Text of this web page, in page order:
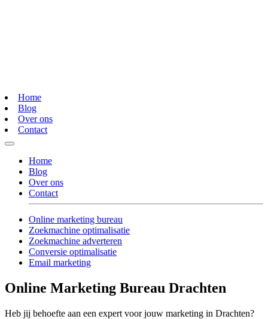
Home
Blog
Over ons
Contact
Home
Blog
Over ons
Contact
Online marketing bureau
Zoekmachine optimalisatie
Zoekmachine adverteren
Conversie optimalisatie
Email marketing
Online Marketing Bureau Drachten
Heb jij behoefte aan een expert voor jouw marketing in Drachten?